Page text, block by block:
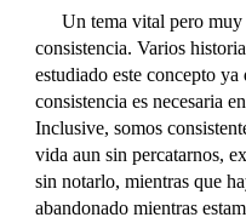
Un tema vital pero
consistencia. Varios
estudiado este concepto
consistencia es necesaria
Inclusive, somos
vida aun sin percatarnos,
sin notarlo, mientras que
abandonado mientras